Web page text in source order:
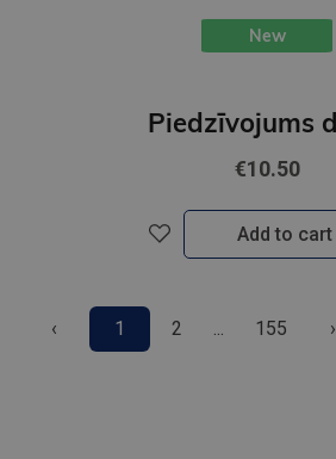
New
€10.50
Add to cart
‹ 1 2 ... 155 ›